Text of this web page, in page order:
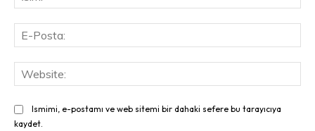
Ismimi, e-postamı ve web sitemi bir dahaki sefere bu tarayıcıya
kaydet.